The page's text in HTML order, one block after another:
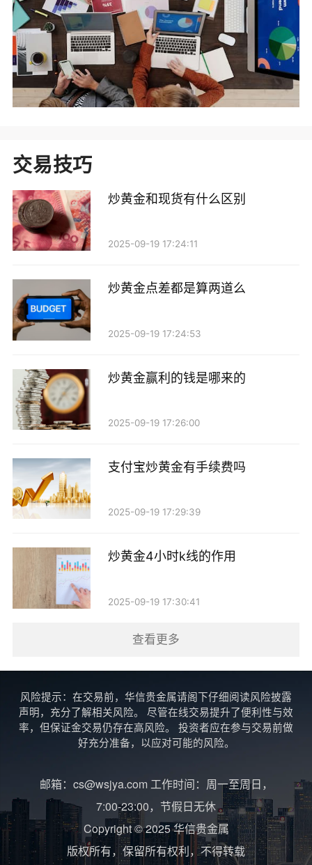
交易技巧
炒黄金和现货有什么区别
2025-09-19 17:24:11
炒黄金点差都是算两道么
2025-09-19 17:24:53
炒黄金赢利的钱是哪来的
2025-09-19 17:26:00
支付宝炒黄金有手续费吗
2025-09-19 17:29:39
炒黄金4小时k线的作用
2025-09-19 17:30:41
查看更多
风险提示：在交易前，华信贵金属请阁下仔细阅读风险披露
声明，充分了解相关风险。 尽管在线交易提升了便利性与效
率，但保证金交易仍存在高风险。 投资者应在参与交易前做
好充分准备，以应对可能的风险。
邮箱：cs@wsjya.com 工作时间：周一至周日，
7:00-23:00，节假日无休
Copyright © 2025 华信贵金属
版权所有，保留所有权利，不得转载